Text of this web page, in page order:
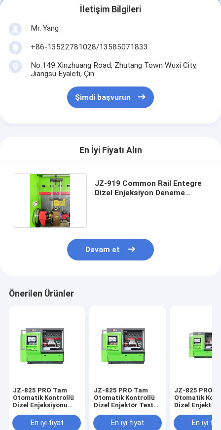
İletişim Bilgileri
Mr. Yang
+86-13522781028/13585071833
No.149 Xinzhuang Road, Zhutang Town Wuxi City,
Jiangsu Eyaleti, Çin.
Şimdi başvurun
En İyi Fiyatı Alın
JZ-919 Common Rail Entegre
Dizel Enjeksiyon Deneme
Devam et
Önerilen Ürünler
JZ-825 PRO Tam
Otomatik Kontrollü
Dizel Enjeksiyonu
EUI EUP Enjeksiyonu
Testleri için 0-2700
En iyi fiyat
JZ-825 PRO Tam
Otomatik Kontrollü
Dizel Enjektör Test
Rail Basıncı ve 6
Enjektörün Aynı
En iyi fiyat
JZ-825 PRO
Otomatik
Dizel Enjektör
Euro-6'ya
Testler için 0-
En iyi